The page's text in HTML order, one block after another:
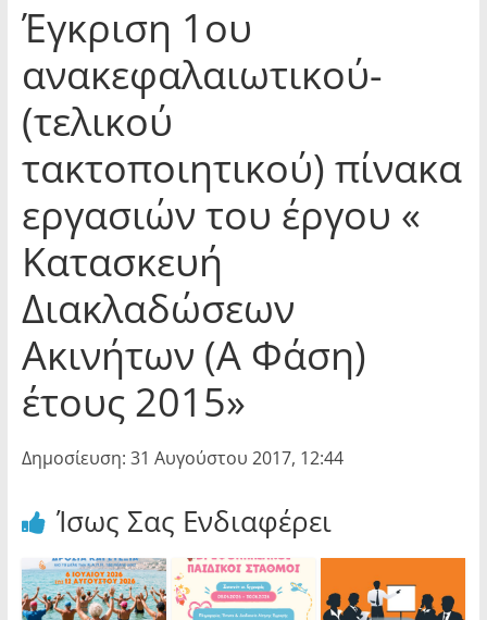
Έγκριση 1ου
ανακεφαλαιωτικού-
(τελικού
τακτοποιητικού) πίνακα
εργασιών του έργου «
Κατασκευή
Διακλαδώσεων
Ακινήτων (Α Φάση)
έτους 2015»
Δημοσίευση: 31 Αυγούστου 2017, 12:44
Ίσως Σας Ενδιαφέρει